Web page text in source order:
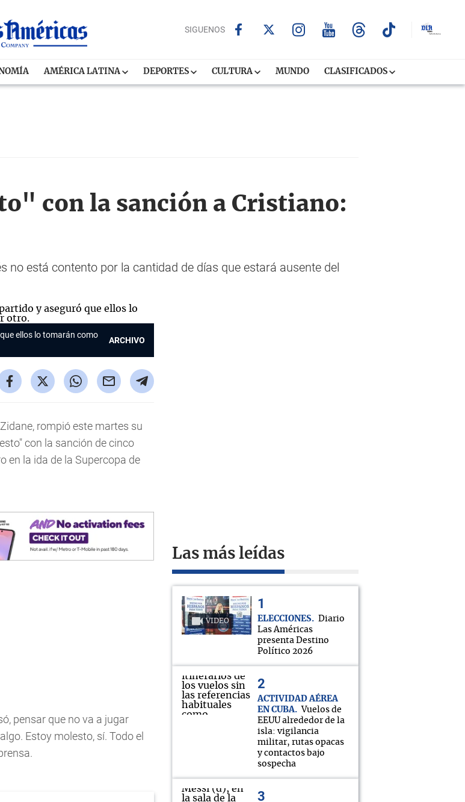
SIGUENOS
AMÉRICA LATINA DEPORTES CULTURA MUNDO CLASIFICADOS
con la sanción a Cristiano:
no está contento por la cantidad de días que estará ausente del
ellos lo tomarán como
ARCHIVO
rompió este martes su
con la sanción de cinco
en la ida de la Supercopa de
pensar que no va a jugar
Estoy molesto, sí. Todo el
Las más leídas
VIDEO ELECCIONES
Diario
Las Américas
presenta Destino
Político 2026
ACTIVIDAD AÉREA
EN CUBA
Vuelos de
EEUU alrededor de la
isla: vigilancia
militar, rutas opacas
y contactos bajo
sospecha